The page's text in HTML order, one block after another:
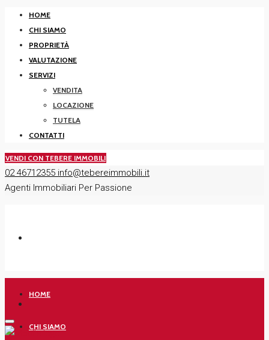
HOME
CHI SIAMO
PROPRIETÀ
VALUTAZIONE
SERVIZI
VENDITA
LOCAZIONE
TUTELA
CONTATTI
VENDI CON TEBERE IMMOBILI
02 46712355 info@tebereimmobili.it
Agenti Immobiliari Per Passione
HOME
CHI SIAMO